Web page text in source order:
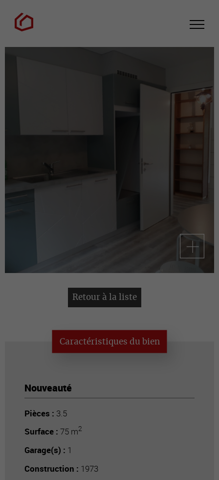
Retour à la liste
Caractéristiques du bien
Nouveauté
Pièces : 3.5
Surface : 75 m2
Garage(s) : 1
Construction : 1973